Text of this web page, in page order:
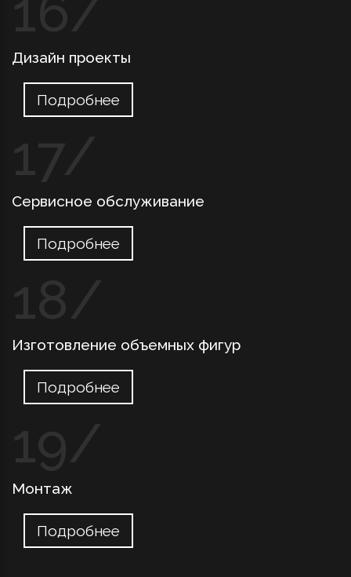
Дизайн проекты
Подробнее
Сервисное обслуживание
Подробнее
Изготовление объемных фигур
Подробнее
Монтаж
Подробнее